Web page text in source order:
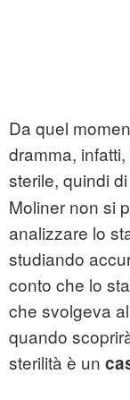
Da quel
dramma,
sterile, quindi di
Moliner non si
analizzare lo
studiando
conto che lo
che svolgeva
quando
sterilità è un